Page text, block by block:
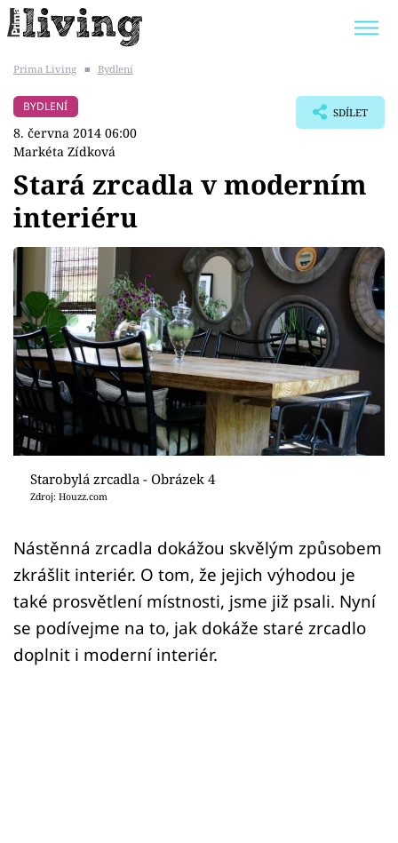
BYDLENÍ SLAVNÝCH
Témata
Bydlení
Zahrada
Design
Sledujte prima+
Přihlášení
Prima Living ■ Bydlení
BYDLENÍ
8. června 2014 06:00
Markéta Zídková
SDÍLET
Stará zrcadla v moderním
interiéru
Starobylá zrcadla - Obrázek 4
Zdroj: Houzz.com
Nástěnná zrcadla dokážou skvělým způsobem
zkrášlit interiér. O tom, že jejich výhodou je
také prosvětlení místnosti, jsme již psali. Nyní
se podívejme na to, jak dokáže staré zrcadlo
doplnit i moderní interiér.